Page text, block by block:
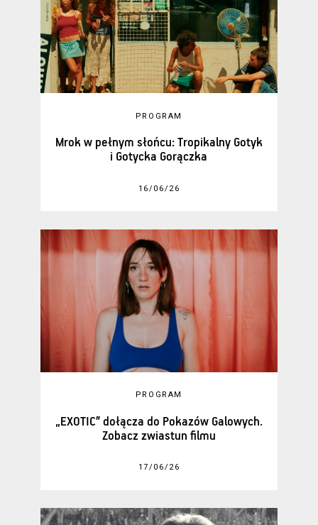
PROGRAM
Mrok w pełnym słońcu: Tropikalny Gotyk
i Gotycka Gorączka
16/06/26
PROGRAM
„EXOTIC” dołącza do Pokazów Galowych.
Zobacz zwiastun filmu
17/06/26